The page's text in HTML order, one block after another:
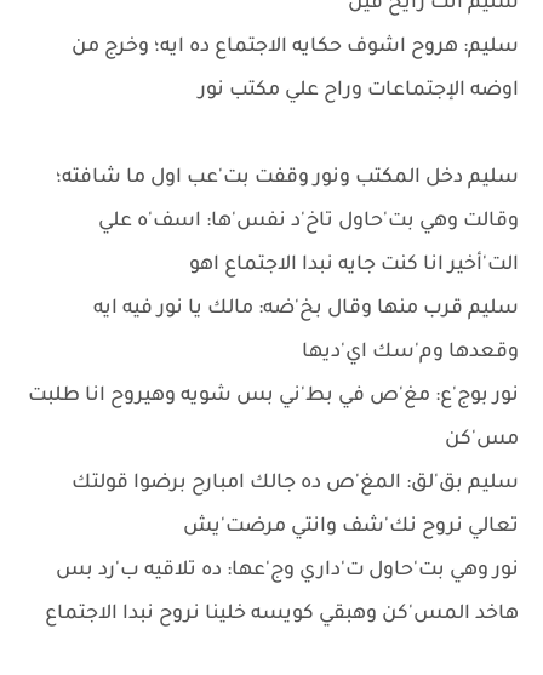
سليم: هروح اشوف حكايه الاجتماع ده ايه؛ وخرج من
اوضه الإجتماعات وراح علي مكتب نور
سليم دخل المكتب ونور وقفت بت'عب اول ما شافته؛
وقالت وهي بت'حاول تاخ'د نفس'ها: اسف'ه علي
الت'أخير انا كنت جايه نبدا الاجتماع اهو
سليم قرب منها وقال بخ'ضه: مالك يا نور فيه ايه
وقعدها وم'سك اي'ديها
نور بوج'ع: مغ'ص في بط'ني بس شويه وهيروح انا طلبت
مس'كن
سليم بق'لق: المغ'ص ده جالك امبارح برضوا قولتك
تعالي نروح نك'شف وانتي مرضت'يش
نور وهي بت'حاول ت'داري وج'عها: ده تلاقيه ب'رد بس
هاخد المس'كن وهبقي كويسه خلينا نروح نبدا الاجتماع